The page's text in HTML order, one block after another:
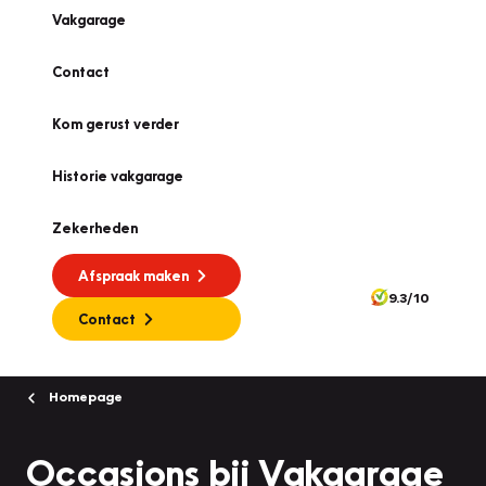
Vakgarage
Contact
Kom gerust verder
Historie vakgarage
Zekerheden
Afspraak maken
Contact
9.3/10
Homepage
Occasions bij Vakgarage